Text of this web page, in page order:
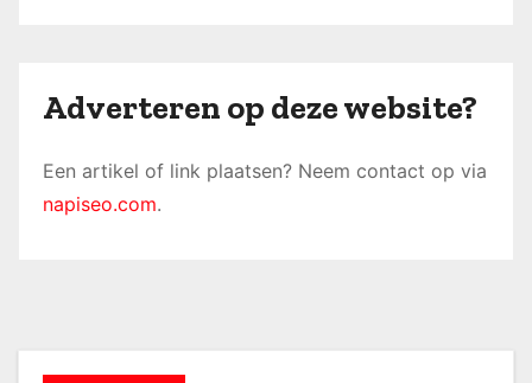
Adverteren op deze website?
Een artikel of link plaatsen? Neem contact op via
napiseo.com.